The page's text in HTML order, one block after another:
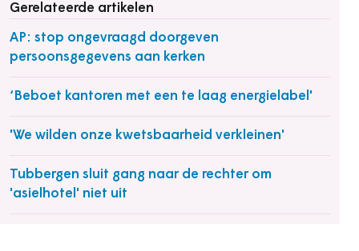
Gerelateerde artikelen
AP: stop ongevraagd doorgeven
persoonsgegevens aan kerken
‘Beboet kantoren met een te laag energielabel'
'We wilden onze kwetsbaarheid verkleinen'
Tubbergen sluit gang naar de rechter om
'asielhotel' niet uit